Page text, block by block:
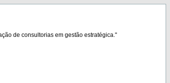
de consultorias em gestão estratégica."